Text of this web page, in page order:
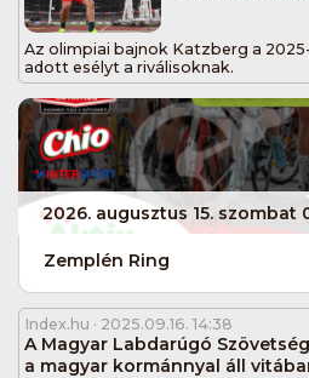
Az olimpiai bajnok Katzberg a
adott esélyt a riválisoknak.
2026. augusztus 15. szombat
Zemplén Ring
Index.hu · 2025.09.16. 14:38
A Magyar Labdarúgó
a magyar kormánnyal áll